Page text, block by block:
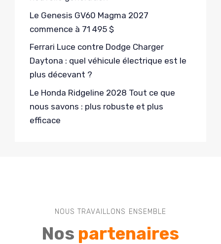
Le Genesis GV60 Magma 2027
commence à 71 495 $
Ferrari Luce contre Dodge Charger
Daytona : quel véhicule électrique est le
plus décevant ?
Le Honda Ridgeline 2028 Tout ce que
nous savons : plus robuste et plus
efficace
NOUS TRAVAILLONS ENSEMBLE
Nos partenaires